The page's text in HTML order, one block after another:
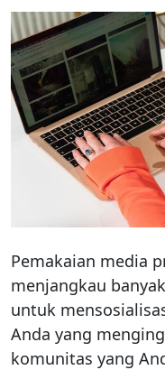
Pemakaian media
menjangkau
untuk
Anda yang
komunitas yang